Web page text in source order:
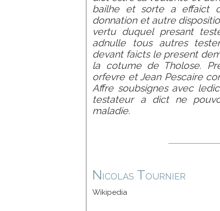
bailhe et sorte a effaict
donnation et autre
vertu duquel presant
adnulle tous autres
devant faicts le present
la cotume de Tholose.
orfevre et Jean Pescaire
Affre soubsignes avec
testateur a dict ne
maladie.
Nicolas Tournier
Wikipedia